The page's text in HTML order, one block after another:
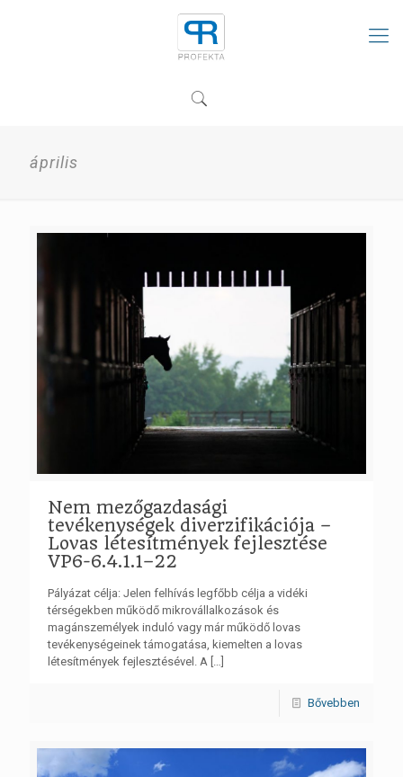
április
Nem mezőgazdasági
tevékenységek diverzifikációja –
Lovas létesítmények fejlesztése
VP6-6.4.1.1–22
Pályázat célja: Jelen felhívás legfőbb célja a vidéki
térségekben működő mikrovállalkozások és
magánszemélyek induló vagy már működő lovas
tevékenységeinek támogatása, kiemelten a lovas
létesítmények fejlesztésével. A […]
Bővebben